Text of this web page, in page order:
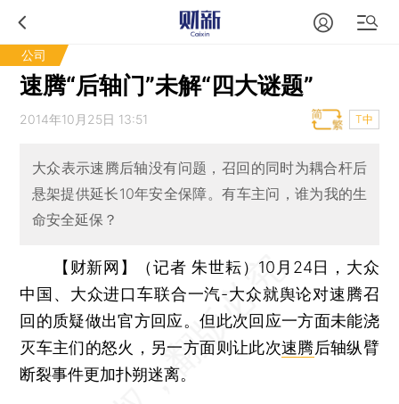
公司
速腾“后轴门”未解“四大谜题”
2014年10月25日 13:51 T中
大众表示速腾后轴没有问题，召回的同时为耦合杆后
悬架提供延长10年安全保障。有车主问，谁为我的生
命安全延保？
【财新网】（记者 朱世耘） 10月24日，大众
中国、大众进口车联合一汽-大众就舆论对速腾召
回的质疑做出官方回应。但此次回应一方面未能浇
灭车主们的怒火，另一方面则让此次速腾后轴纵臂
断裂事件更加扑朔迷离。